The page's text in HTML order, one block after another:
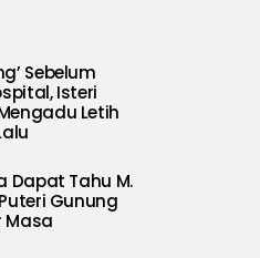
Sebelum
Isteri
Letih
Dapat Tahu M.
Gunung
Masa